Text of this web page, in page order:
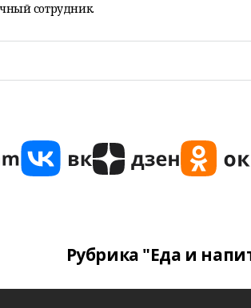
сотрудник.
Рубрика "Еда и